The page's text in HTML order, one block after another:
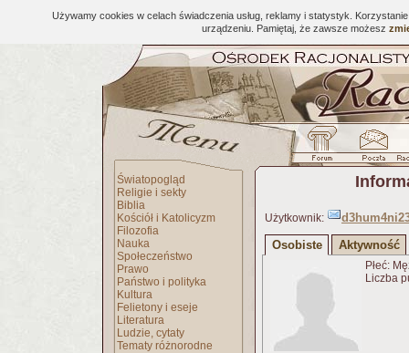
Używamy cookies w celach świadczenia usług, reklamy i statystyk.
urządzeniu. Pamiętaj, że zawsze możesz
Światopogląd
Religie i sekty
Biblia
Kościół i Katolicyzm
Filozofia
Nauka
Społeczeństwo
Prawo
Państwo i polityka
Kultura
Felietony i eseje
Literatura
Ludzie, cytaty
Tematy różnorodne
Użytkownik:
Osobiste
Aktywność
Płeć:
Liczba